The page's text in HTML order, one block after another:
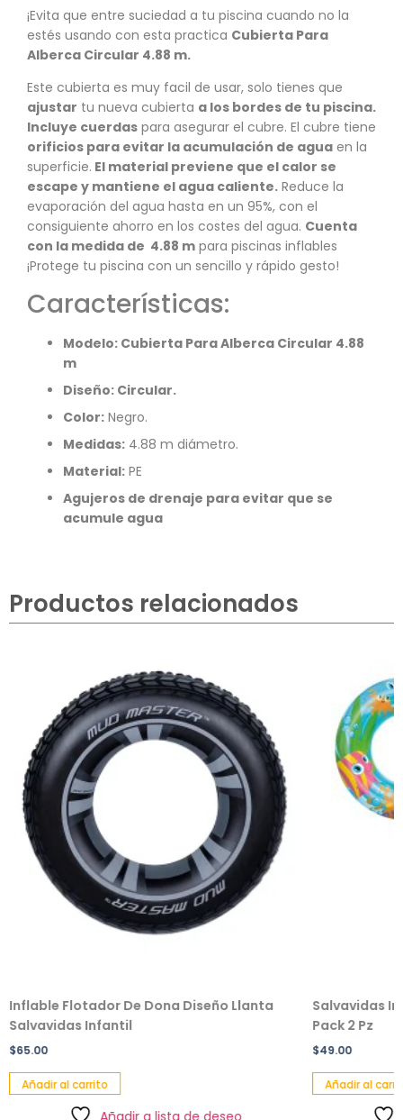
¡Evita que entre suciedad a tu piscina cuando no la
estés usando con esta practica Cubierta Para
Alberca Circular 4.88 m.
Este cubierta es muy facil de usar, solo tienes que
ajustar tu nueva cubierta a los bordes de tu piscina.
Incluye cuerdas para asegurar el cubre. El cubre tiene
orificios para evitar la acumulación de agua en la
superficie. El material previene que el calor se
escape y mantiene el agua caliente. Reduce la
evaporación del agua hasta en un 95%, con el
consiguiente ahorro en los costes del agua. Cuenta
con la medida de 4.88 m para piscinas inflables
¡Protege tu piscina con un sencillo y rápido gesto!
Características:
Modelo: Cubierta Para Alberca Circular 4.88
m
Diseño: Circular.
Color: Negro.
Medidas: 4.88 m diámetro.
Material: PE
Agujeros de drenaje para evitar que se
acumule agua
Productos relacionados
Inflable Flotador De Dona Diseño Llanta
Salvavidas Infantil
$65.00
Añadir al carrito
Salvavidas
Pack 2 Pz
$49.00
Añadir al